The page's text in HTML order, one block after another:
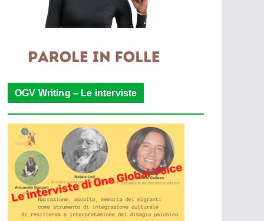
OGV Writing – Le interviste